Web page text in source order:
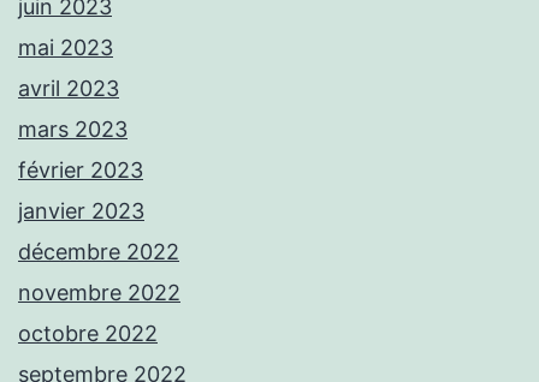
juin 2023
mai 2023
avril 2023
mars 2023
février 2023
janvier 2023
décembre 2022
novembre 2022
octobre 2022
septembre 2022